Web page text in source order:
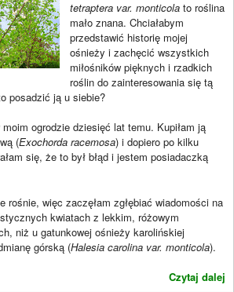
tetraptera var. monticola to roślina
mało znana. Chciałabym
przedstawić historię mojej
ośnieży i zachęcić wszystkich
miłośników pięknych i rzadkich
roślin do zainteresowania się tą
posadzić ją u siebie?
ogrodzie dziesięć lat temu. Kupiłam ją
(Exochorda racemosa) i dopiero po kilku
się, że to był błąd i jestem posiadaczką
rośnie, więc zaczęłam zgłębiać wiadomości na
kwiatach z lekkim, różowym
niż u gatunkowej ośnieży karolińskiej
górską (Halesia carolina var. monticola).
Czytaj dalej